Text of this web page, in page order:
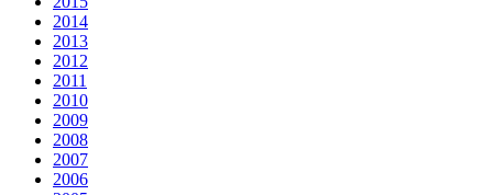
2014
2013
2012
2011
2010
2009
2008
2007
2006